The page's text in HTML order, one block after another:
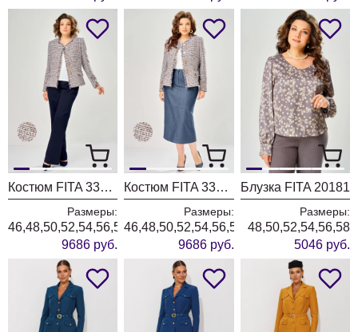
Костюм FITA 3362 сине-бежевый
Размеры:
46,48,50,52,54,56,58,60,62
9686 руб.
Костюм FITA 3361 бежевый + деним
Размеры:
46,48,50,52,54,56,58,60,62
9686 руб.
Блузка FITA 20181
Размеры:
48,50,52,54,56,58
5046 руб.